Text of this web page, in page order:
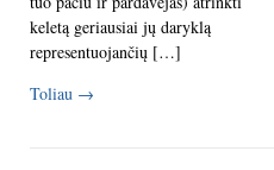
keletą geriausiai jų daryklą
representuojančių […]
Toliau →